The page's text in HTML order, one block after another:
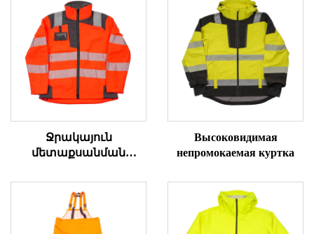
Ջրակայուն
մետաքսանման
Высоковидимая
непромокаемая куртка